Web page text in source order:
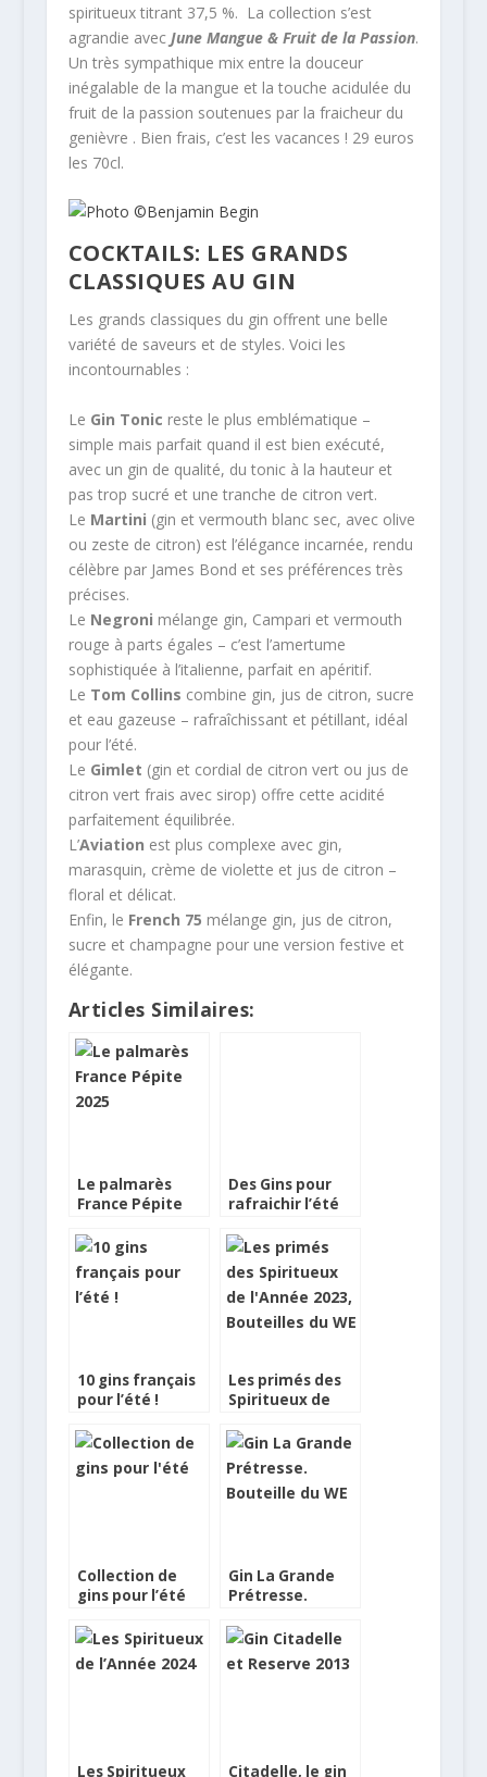
spiritueux titrant 37,5 %. La collection s’est
agrandie avec June Mangue & Fruit de la Passion.
Un très sympathique mix entre la douceur
inégalable de la mangue et la touche acidulée du
fruit de la passion soutenues par la fraicheur du
genièvre . Bien frais, c’est les vacances ! 29 euros
les 70cl.
COCKTAILS: LES GRANDS
CLASSIQUES AU GIN
Les grands classiques du gin offrent une belle
variété de saveurs et de styles. Voici les
incontournables :
Le Gin Tonic reste le plus emblématique –
simple mais parfait quand il est bien exécuté,
avec un gin de qualité, du tonic à la hauteur et
pas trop sucré et une tranche de citron vert.
Le Martini (gin et vermouth blanc sec, avec olive
ou zeste de citron) est l’élégance incarnée, rendu
célèbre par James Bond et ses préférences très
précises.
Le Negroni mélange gin, Campari et vermouth
rouge à parts égales – c’est l’amertume
sophistiquée à l’italienne, parfait en apéritif.
Le Tom Collins combine gin, jus de citron, sucre
et eau gazeuse – rafraîchissant et pétillant, idéal
pour l’été.
Le Gimlet (gin et cordial de citron vert ou jus de
citron vert frais avec sirop) offre cette acidité
parfaitement équilibrée.
L’Aviation est plus complexe avec gin,
marasquin, crème de violette et jus de citron –
floral et délicat.
Enfin, le French 75 mélange gin, jus de citron,
sucre et champagne pour une version festive et
élégante.
Articles Similaires:
Le palmarès
France Pépite
Des Gins pour
rafraichir l’été
10 gins français
pour l’été !
Les primés des
Spiritueux de
Bouteilles du WE
Collection de
gins pour l’été
Gin La Grande
Prétresse.
Les Spiritueux Citadelle, le gin